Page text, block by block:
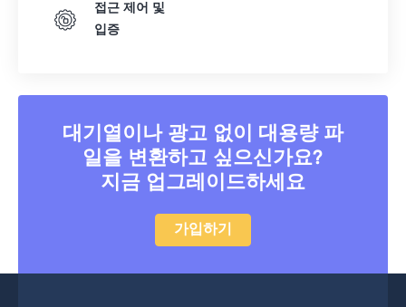
접근 제어 및
입증
대기열이나 광고 없이 대용량 파
일을 변환하고 싶으신가요?
지금 업그레이드하세요
가입하기